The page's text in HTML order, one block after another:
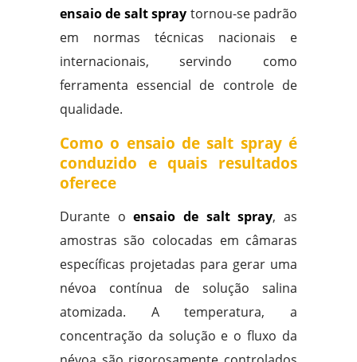
ensaio de salt spray tornou-se padrão
em normas técnicas nacionais e
internacionais, servindo como
ferramenta essencial de controle de
qualidade.
Como o ensaio de salt spray é
conduzido e quais resultados
oferece
Durante oensaio de salt spray, as
amostras são colocadas em câmaras
específicas projetadas para gerar uma
névoa contínua de solução salina
atomizada. A temperatura, a
concentração da solução e o fluxo da